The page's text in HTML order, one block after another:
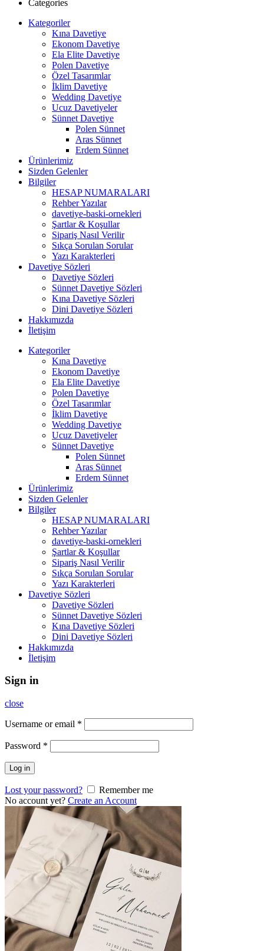
Categories
Kategoriler
Kına Davetiye
Ekonom Davetiye
Ela Elite Davetiye
Polen Davetiye
Özel Tasarımlar
İklim Davetiye
Wedding Davetiye
Ucuz Davetiyeler
Sünnet Davetiye
Polen Sünnet
Aras Sünnet
Erdem Sünnet
Ürünlerimiz
Sizden Gelenler
Bilgiler
HESAP NUMARALARI
Rehber Yazılar
davetiye-baski-ornekleri
Şartlar & Koşullar
Sipariş Nasıl Verilir
Sıkça Sorulan Sorular
Yazı Karakterleri
Davetiye Sözleri
Davetiye Sözleri
Sünnet Davetiye Sözleri
Kına Davetiye Sözleri
Dini Davetiye Sözleri
Hakkımızda
İletişim
Kategoriler
Kına Davetiye
Ekonom Davetiye
Ela Elite Davetiye
Polen Davetiye
Özel Tasarımlar
İklim Davetiye
Wedding Davetiye
Ucuz Davetiyeler
Sünnet Davetiye
Polen Sünnet
Aras Sünnet
Erdem Sünnet
Ürünlerimiz
Sizden Gelenler
Bilgiler
HESAP NUMARALARI
Rehber Yazılar
davetiye-baski-ornekleri
Şartlar & Koşullar
Sipariş Nasıl Verilir
Sıkça Sorulan Sorular
Yazı Karakterleri
Davetiye Sözleri
Davetiye Sözleri
Sünnet Davetiye Sözleri
Kına Davetiye Sözleri
Dini Davetiye Sözleri
Hakkımızda
İletişim
Sign in
close
Username or email *
Password *
Log in
Lost your password?
Remember me
No account yet? Create an Account